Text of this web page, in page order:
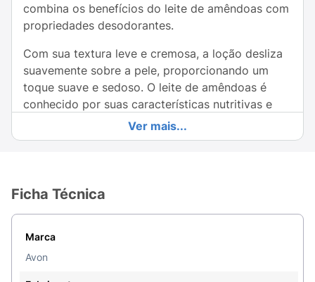
combina os benefícios do leite de amêndoas com
propriedades desodorantes.
Com sua textura leve e cremosa, a loção desliza
suavemente sobre a pele, proporcionando um
toque suave e sedoso. O leite de amêndoas é
conhecido por suas características nutritivas e
emolientes, ajudando a reparar e proteger a pele,
deixando-a macia e saudável.
Aplique após o banho ou sempre que desejar um
toque de hidratação e frescor. Com um aroma
delicado, você se sentirá renovado e perfumado
durante todo o dia.
Experimente a Loção Desodorante Corporal Avon
Ver mais...
Ficha Técnica
Marca
Avon